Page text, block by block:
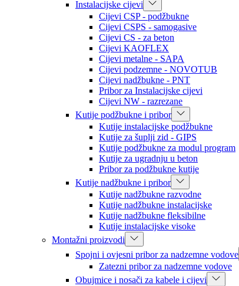
Instalacijske cijevi
Cijevi CSP - podžbukne
Cijevi CSPS - samogasive
Cijevi CS - za beton
Cijevi KAOFLEX
Cijevi metalne - SAPA
Cijevi podzemne - NOVOTUB
Cijevi nadžbukne - PNT
Pribor za Instalacijske cijevi
Cijevi NW - razrezane
Kutije podžbukne i pribor
Kutije instalacijske podžbukne
Kutije za šuplji zid - GIPS
Kutije podžbukne za modul program
Kutije za ugradnju u beton
Pribor za podžbukne kutije
Kutije nadžbukne i pribor
Kutije nadžbukne razvodne
Kutije nadžbukne instalacijske
Kutije nadžbukne fleksibilne
Kutije instalacijske visoke
Montažni proizvodi
Spojni i ovjesni pribor za nadzemne vodove
Zatezni pribor za nadzemne vodove
Obujmice i nosači za kabele i cijevi